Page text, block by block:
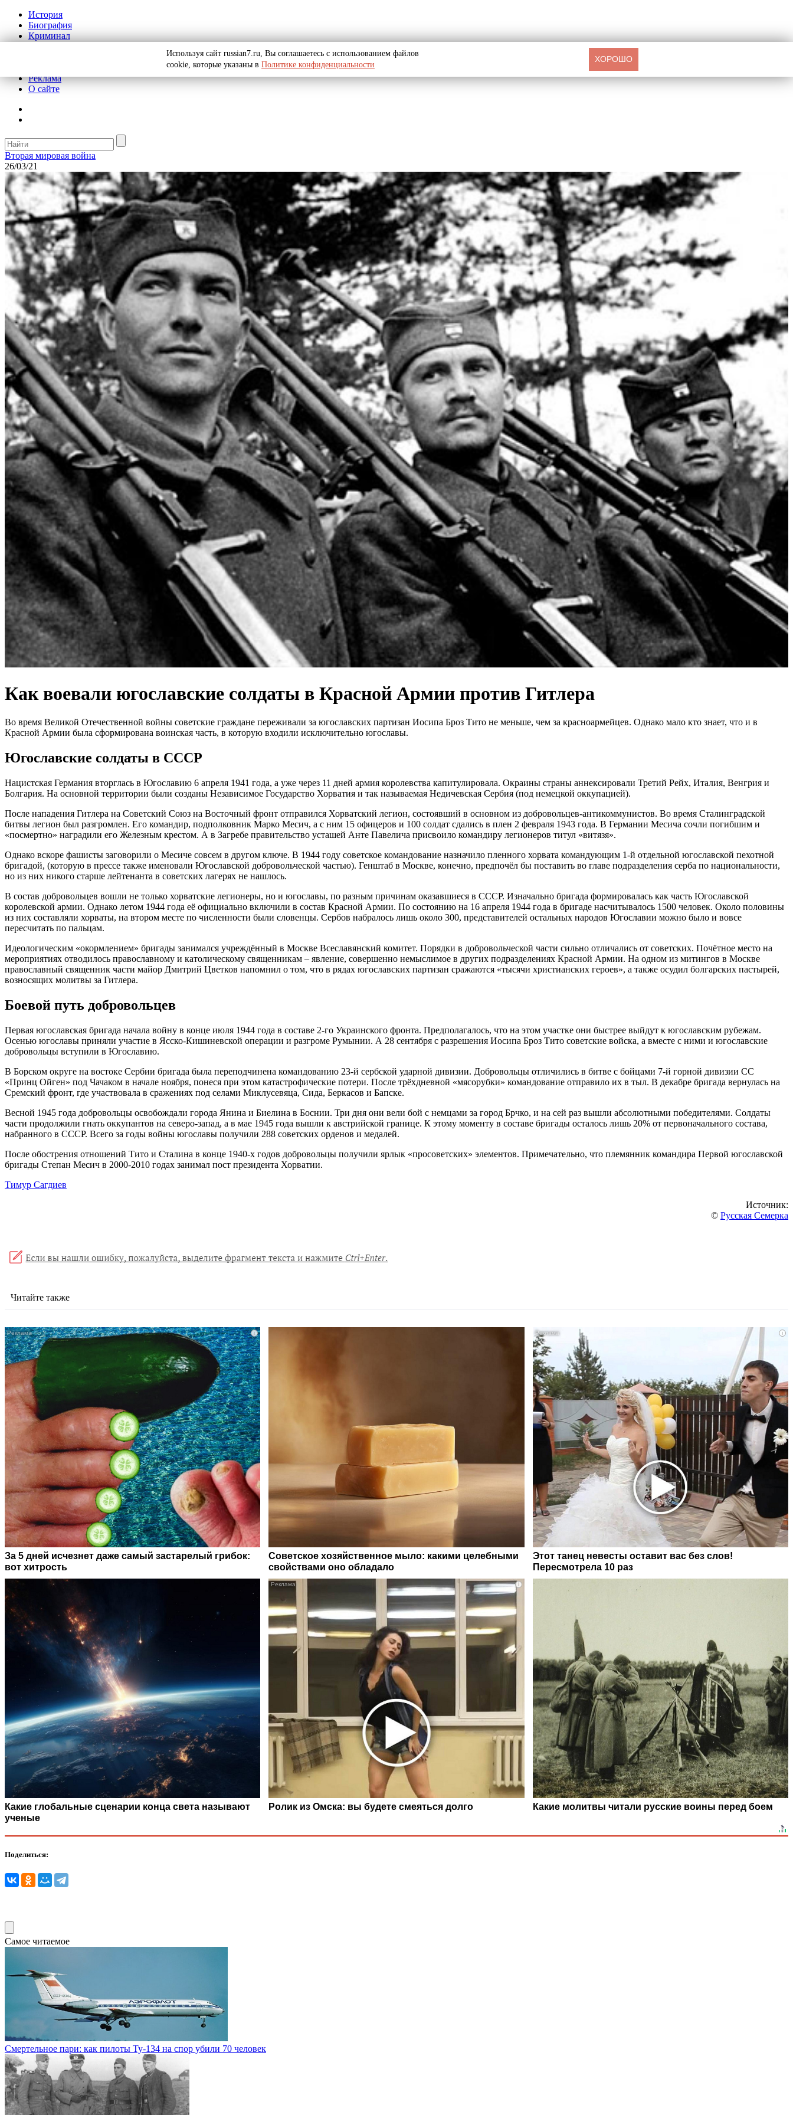
История
Биография
Криминал
Реклама
О сайте
Вторая мировая война
26/03/21
Как воевали югославские солдаты в Красной Армии против Гитлера
Во время Великой Отечественной войны советские граждане переживали за югославских партизан Иосипа Броз Тито не меньше, чем за красноармейцев. Однако мало кто знает, что и в
Красной Армии была сформирована воинская часть, в которую входили исключительно югославы.
Югославские солдаты в СССР
Нацистская Германия вторглась в Югославию 6 апреля 1941 года, а уже через 11 дней армия королевства капитулировала. Окраины страны аннексировали Третий Рейх, Италия, Венгрия и
Болгария. На основной территории были созданы Независимое Государство Хорватия и так называемая Недичевская Сербия (под немецкой оккупацией).
После нападения Гитлера на Советский Союз на Восточный фронт отправился Хорватский легион, состоявший в основном из добровольцев-антикоммунистов. Во время Сталинградской
битвы легион был разгромлен. Его командир, подполковник Марко Месич, а с ним 15 офицеров и 100 солдат сдались в плен 2 февраля 1943 года. В Германии Месича сочли погибшим и
«посмертно» наградили его Железным крестом. А в Загребе правительство усташей Анте Павелича присвоило командиру легионеров титул «витязя».
Однако вскоре фашисты заговорили о Месиче совсем в другом ключе. В 1944 году советское командование назначило пленного хорвата командующим 1-й отдельной югославской пехотной
бригадой, (которую в прессе также именовали Югославской добровольческой частью). Генштаб в Москве, конечно, предпочёл бы поставить во главе подразделения серба по национальности,
но из них никого старше лейтенанта в советских лагерях не нашлось.
В состав добровольцев вошли не только хорватские легионеры, но и югославы, по разным причинам оказавшиеся в СССР. Изначально бригада формировалась как часть Югославской
королевской армии. Однако летом 1944 года её официально включили в состав Красной Армии. По состоянию на 16 апреля 1944 года в бригаде насчитывалось 1500 человек. Около половины
из них составляли хорваты, на втором месте по численности были словенцы. Сербов набралось лишь около 300, представителей остальных народов Югославии можно было и вовсе
пересчитать по пальцам.
Идеологическим «окормлением» бригады занимался учреждённый в Москве Всеславянский комитет. Порядки в добровольческой части сильно отличались от советских. Почётное место на
мероприятиях отводилось православному и католическому священникам – явление, совершенно немыслимое в других подразделениях Красной Армии. На одном из митингов в Москве
православный священник части майор Дмитрий Цветков напомнил о том, что в рядах югославских партизан сражаются «тысячи христианских героев», а также осудил болгарских пастырей,
возносящих молитвы за Гитлера.
Боевой путь добровольцев
Первая югославская бригада начала войну в конце июля 1944 года в составе 2-го Украинского фронта. Предполагалось, что на этом участке они быстрее выйдут к югославским рубежам.
Осенью югославы приняли участие в Ясско-Кишиневской операции и разгроме Румынии. А 28 сентября с разрешения Иосипа Броз Тито советские войска, а вместе с ними и югославские
добровольцы вступили в Югославию.
В Борском округе на востоке Сербии бригада была переподчинена командованию 23-й сербской ударной дивизии. Добровольцы отличились в битве с бойцами 7-й горной дивизии СС
«Принц Ойген» под Чачаком в начале ноября, понеся при этом катастрофические потери. После трёхдневной «мясорубки» командование отправило их в тыл. В декабре бригада вернулась на
Сремский фронт, где участвовала в сражениях под селами Миклусевяца, Сида, Беркасов и Бапске.
Весной 1945 года добровольцы освобождали города Янина и Биелина в Боснии. Три дня они вели бой с немцами за город Брчко, и на сей раз вышли абсолютными победителями. Солдаты
части продолжили гнать оккупантов на северо-запад, а в мае 1945 года вышли к австрийской границе. К этому моменту в составе бригады осталось лишь 20% от первоначального состава,
набранного в СССР. Всего за годы войны югославы получили 288 советских орденов и медалей.
После обострения отношений Тито и Сталина в конце 1940-х годов добровольцы получили ярлык «просоветских» элементов. Примечательно, что племянник командира Первой югославской
бригады Степан Месич в 2000-2010 годах занимал пост президента Хорватии.
Тимур Сагдиев
Источник:
© Русская Семерка
Читайте также
i
За 5 дней исчезнет даже самый застарелый грибок:
вот хитрость
Советское хозяйственное мыло: какими целебными
свойствами оно обладало
i
Этот танец невесты оставит вас без слов!
Пересмотрела 10 раз
Какие глобальные сценарии конца света называют
ученые
i
Ролик из Омска: вы будете смеяться долго Какие молитвы читали русские воины перед боем
Поделиться:
Самое читаемое
Смертельное пари: как пилоты Ty-134 на спор убили 70 человек
Используя сайт russian7.ru, Вы соглашаетесь с использованием файлов
cookie, которые указаны в Политике конфиденциальности
ХОРОШО